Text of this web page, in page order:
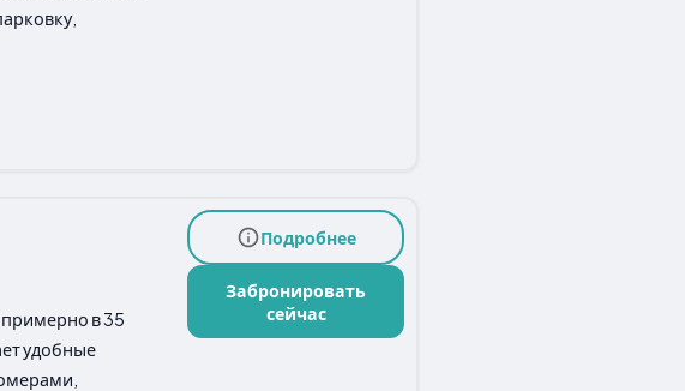
в 35
удобные
Подробнее
Забронировать
сейчас